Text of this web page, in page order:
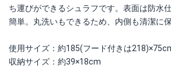
ち運びができるシュラフです。表面は防水
簡単。丸洗いもできるため、内側も清潔に保
使用サイズ：約185(フード付きは
収納サイズ：約39×18cm